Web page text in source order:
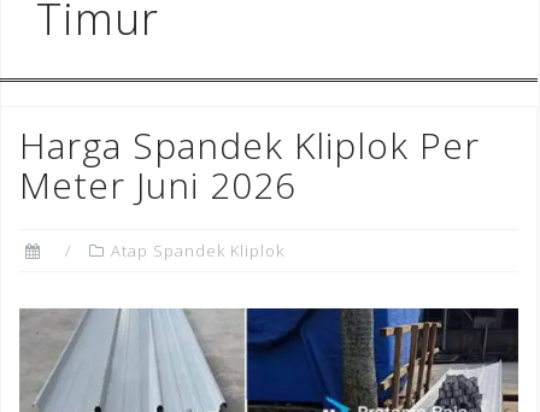
Timur
Harga Spandek Kliplok Per
Meter Juni 2026
Atap Spandek Kliplok